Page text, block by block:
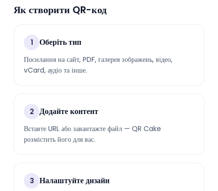
Як створити QR-код
1 Оберіть тип
Посилання на сайт, PDF, галерея зображень, відео,
vCard, аудіо та інше.
2 Додайте контент
Вставте URL або завантажте файл — QR Cake
розмістить його для вас.
3 Налаштуйте дизайн